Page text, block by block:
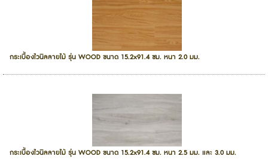
กระเบื้องไวนิลลายไม้ รุ่น WOOD ขนาด 15.2x91.4 ซม. หนา 2.0 มม.
กระเบื้องไวนิลลายไม้ รุ่น WOOD ขนาด 15.2x91.4 ซม. หนา 2.5 มม. และ 3.0 มม.